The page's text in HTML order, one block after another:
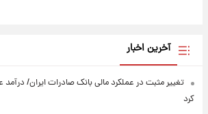
آخرین اخبار
کرد